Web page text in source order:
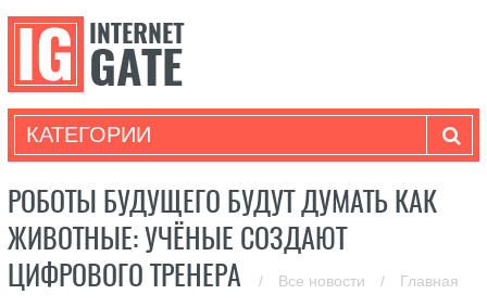
КАТЕГОРИИ
РОБОТЫ БУДУЩЕГО БУДУТ ДУМАТЬ КАК
ЖИВОТНЫЕ: УЧЁНЫЕ СОЗДАЮТ
ЦИФРОВОГО ТРЕНЕРА
/ Все новости / Главная